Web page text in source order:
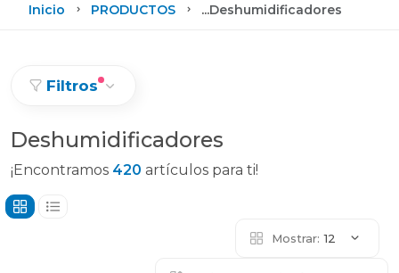
Inicio PRODUCTOS ...Deshumidificadores
Filtros
Deshumidificadores
¡Encontramos 420 artículos para ti!
Mostrar: 12